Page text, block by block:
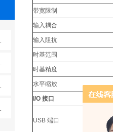
带宽限制
输入耦合
输入阻抗
时基范围
时基精度
水平缩放
I/O 接口
USB 端口